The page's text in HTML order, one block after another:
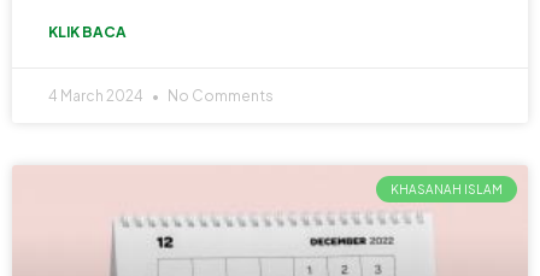
KLIK BACA
4 March 2024 No Comments
KHASANAH ISLAM